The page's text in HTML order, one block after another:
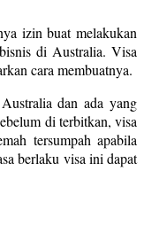
izin buat melakukan
di Australia. Visa
cara membuatnya.
dan ada yang
di terbitkan, visa
tersumpah apabila
berlaku visa ini dapat